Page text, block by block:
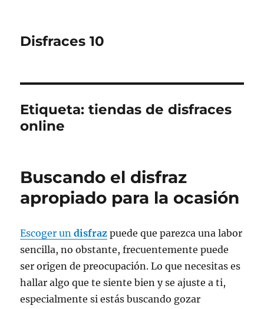
Disfraces 10
Etiqueta:tiendas de disfraces
online
Buscando el disfraz
apropiado para la ocasión
Escoger undisfraz puede que parezca una labor
sencilla, no obstante, frecuentemente puede
ser origen de preocupación. Lo que necesitas es
hallar algo que te siente bien y se ajuste a ti,
especialmente si estás buscando gozar